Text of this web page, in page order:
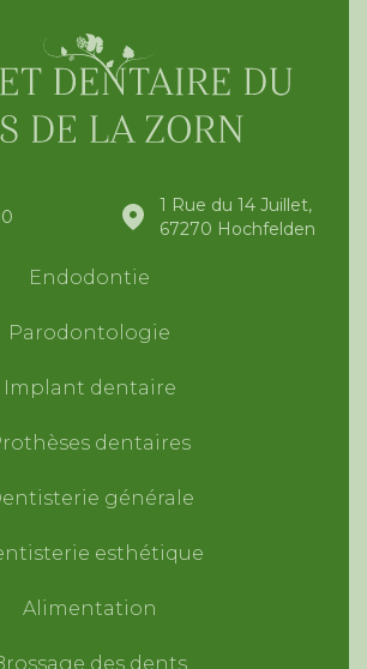
1 Rue du 14 Juillet,
67270 Hochfelden
Endodontie
Parodontologie
Implant dentaire
dentaires
générale
esthétique
Alimentation
des dents